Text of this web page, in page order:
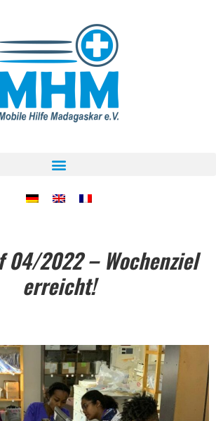
04/2022 – Wochenziel
erreicht!